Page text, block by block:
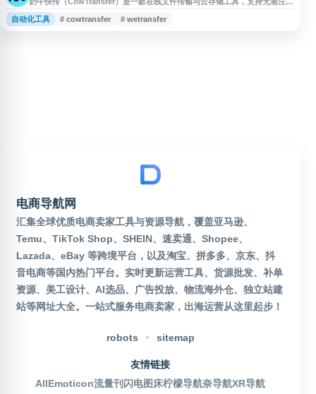
上传和下载文件，适用于视频、音频、图片及大文件分享等场景。网站提供免
费云盘空间，并支持会员扩容，面向创意人、广告从业者、内容创作者及需要
自动化工具 # cowtransfer # wetransfer
电商导航网
汇集全球优质电商卖家工具与资源导航，覆盖亚马逊、
Temu、TikTok Shop、SHEIN、速卖通、Shopee、
Lazada、eBay 等跨境平台，以及淘宝、拼多多、京东、抖
音电商等国内热门平台。实时更新运营工具、货源批发、补单
资源、美工设计、AI选品、广告投放、物流海外仓、独立站建
站等网址大全。一站式服务电商卖家，出海运营从这里起步！
robots sitemap
友情链接
AllEmoticon流量刊 闪电图床柠檬导航奈导航XR导航